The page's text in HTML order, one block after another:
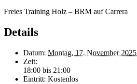
Freies Training Holz – BRM auf Carrera
Details
Datum: Montag, 17. November 2025
Zeit:
18:00 bis 21:00
Eintritt: Kostenlos